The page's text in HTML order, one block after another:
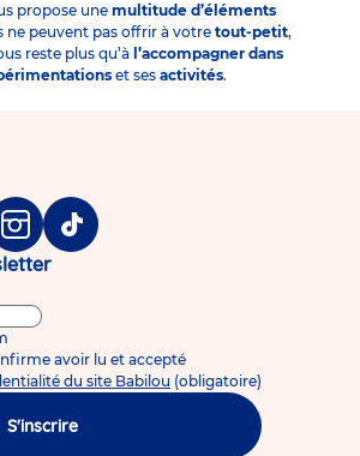
propose une multitude d’éléments
ne peuvent pas offrir à votre tout-petit,
reste plus qu’à l’accompagner dans
et ses activités.
Tiktok
avoir lu et accepté
du site Babilou (obligatoire)
S'inscrire